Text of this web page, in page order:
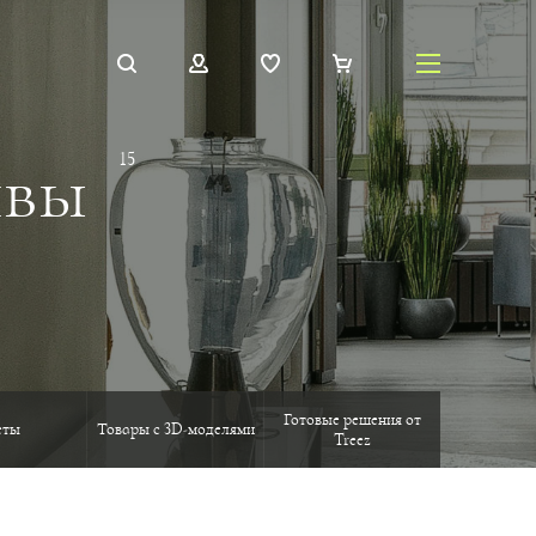
15
Товары с 3D-моделями
Готовые решения от
Treez